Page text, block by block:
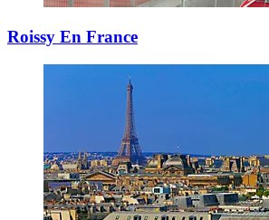
Roissy En France